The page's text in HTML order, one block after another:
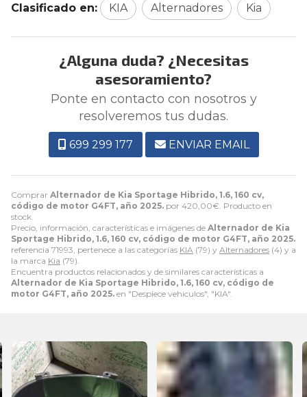
Comprar Alternador de Kia Sportage Hibrido, 1.6, 160 cv,
código de motor G4FT, año 2025. por 420,00€ . Producto en
stock.
Precio, información, características e imágenes de Alternador de Kia
Sportage Hibrido, 1.6, 160 cv, código de motor G4FT, año 2025.
referencia 71993, pertenece a las categorías KIA (79) y Alternadores (4) y a
la marca Kia (79).
Encuentra productos relacionados y de similares características a
Alternador de Kia Sportage Hibrido, 1.6, 160 cv, código de
motor G4FT, año 2025. en "Despiece vehiculos", "KIA".
Clasificado en: KIA Alternadores Kia
¿Alguna duda? ¿Necesitas
asesoramiento?
Ponte en contacto con nosotros y
resolveremos tus dudas.
699 299 177 ENVIAR EMAIL